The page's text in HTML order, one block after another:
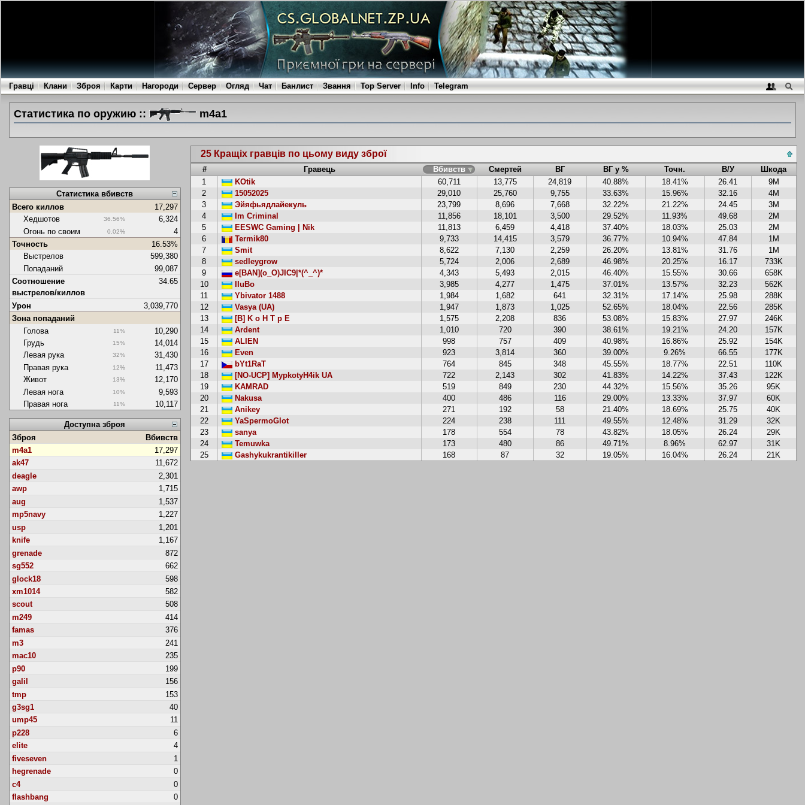
Гравці Клани Зброя Карти Нагороди Сервер Огляд Чат Банлист Звання Top Server Info Telegram
Статистика по оружию :: m4a1
Статистика вбивств
Всего киллов
17,297
Хедшотов
36.56%
6,324
Огонь по своим
0.02%
4
Точность
16.53%
Выстрелов
599,380
Попаданий
99,087
Соотношение
выстрелов/киллов
34.65
Урон
3,039,770
Зона попаданий
Голова
11%
10,290
Грудь
15%
14,014
Левая рука
32%
31,430
Правая рука
12%
11,473
Живот
13%
12,170
Левая нога
10%
9,593
Правая нога
11% 10,117
Доступна зброя
Зброя
Вбивств
m4a1
17,297
ak47
11,672
deagle
2,301
awp
1,715
aug
1,537
mp5navy
1,227
usp
1,201
knife
1,167
grenade
872
sg552
662
glock18
598
xm1014
582
scout
508
m249
414
famas
376
m3
241
mac10
235
p90
199
galil
156
tmp
153
g3sg1
40
ump45
11
p228
6
elite
4
fiveseven
1
hegrenade
0
c4
0
flashbang
0
25 Кращіх гравців по цьому виду зброї
# Гравець Вбивств Смертей ВГ ВГ у % Точн. В/У
Шкода
1
KOtik 60,711 13,775 24,819 40.88% 18.41% 26.41
9M
2
15052025 29,010 25,760 9,755 33.63% 15.96% 32.16
4M
3
Эйяфьядлайекуль 23,799 8,696 7,668 32.22% 21.22% 24.45
3M
4
Im Criminal 11,856 18,101 3,500 29.52% 11.93% 49.68
2M
5
EESWC Gaming | Nik 11,813 6,459 4,418 37.40% 18.03% 25.03
2M
6
Termik80 9,733 14,415 3,579 36.77% 10.94% 47.84
1M
7
Smit 8,622 7,130 2,259 26.20% 13.81% 31.76
1M
8
sedleygrow 5,724 2,006 2,689 46.98% 20.25% 16.17
733K
9
e[BAN](o_O)JIC9|*(^_^)* 4,343 5,493 2,015 46.40% 15.55% 30.66
658K
10
IIuBo 3,985 4,277 1,475 37.01% 13.57% 32.23
562K
11
Ybivator 1488 1,984 1,682 641 32.31% 17.14% 25.98
288K
12
Vasya (UA) 1,947 1,873 1,025 52.65% 18.04% 22.56
285K
13
[B] K o H T p E 1,575 2,208 836 53.08% 15.83% 27.97
246K
14
Ardent 1,010 720 390 38.61% 19.21% 24.20
157K
15
ALIEN 998 757 409 40.98% 16.86% 25.92
154K
16
Even 923 3,814 360 39.00% 9.26% 66.55
177K
17
bYt1RaT 764 845 348 45.55% 18.77% 22.51
110K
18
[NO-UCP] MypkotyH4ik UA 722 2,143 302 41.83% 14.22% 37.43
122K
19
KAMRAD 519 849 230 44.32% 15.56% 35.26
95K
20
Nakusa 400 486 116 29.00% 13.33% 37.97
60K
21
Anikey 271 192 58 21.40% 18.69% 25.75
40K
22
YaSpermoGlot 224 238 111 49.55% 12.48% 31.29
32K
23
sanya 178 554 78 43.82% 18.05% 26.24
29K
24
Temuwka 173 480 86 49.71% 8.96% 62.97
31K
25
Gashykukrantikiller 168 87 32 19.05% 16.04% 26.24 21K